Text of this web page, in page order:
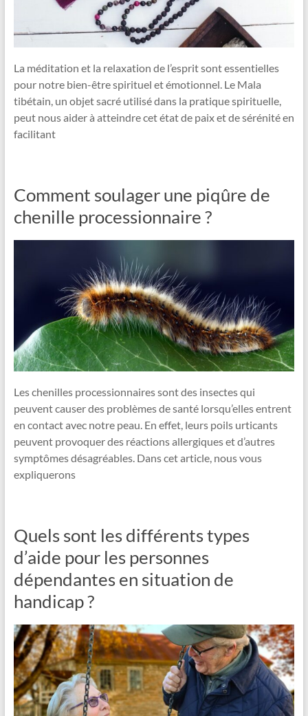
La méditation et la relaxation de l’esprit sont essentielles
pour notre bien-être spirituel et émotionnel. Le Mala
tibétain, un objet sacré utilisé dans la pratique spirituelle,
peut nous aider à atteindre cet état de paix et de sérénité en
facilitant
Comment soulager une piqûre de
chenille processionnaire ?
Les chenilles processionnaires sont des insectes qui
peuvent causer des problèmes de santé lorsqu’elles entrent
en contact avec notre peau. En effet, leurs poils urticants
peuvent provoquer des réactions allergiques et d’autres
symptômes désagréables. Dans cet article, nous vous
expliquerons
Quels sont les différents types
d’aide pour les personnes
dépendantes en situation de
handicap ?